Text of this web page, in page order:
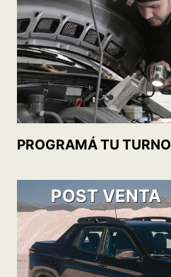
PROGRAMÁ TU TURNO
POST VENTA